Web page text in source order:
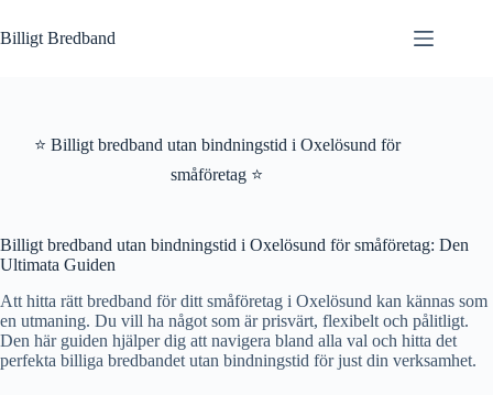
till
innehåll
Billigt Bredband
⭐ Billigt bredband utan bindningstid i Oxelösund för
småföretag ⭐
Billigt bredband utan bindningstid i Oxelösund för småföretag: Den
Ultimata Guiden
Att hitta rätt bredband för ditt småföretag i Oxelösund kan kännas som
en utmaning. Du vill ha något som är prisvärt, flexibelt och pålitligt.
Den här guiden hjälper dig att navigera bland alla val och hitta det
perfekta billiga bredbandet utan bindningstid för just din verksamhet.